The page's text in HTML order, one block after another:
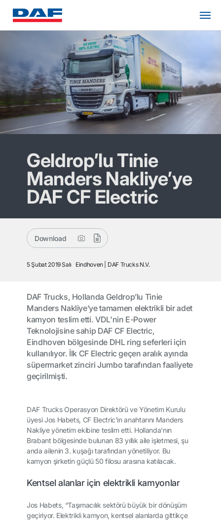
Geldrop’lu Tinie
Manders Nakliye’ye
DAF CF Electric
Download
5 Şubat 2019 Salı Eindhoven DAF Trucks N.V.
DAF Trucks, Hollanda Geldrop’lu Tinie
Manders Nakliye’ye tamamen elektrikli bir adet
kamyon teslim etti. VDL'nin E-Power
Teknolojisine sahip DAF CF Electric,
Eindhoven bölgesinde DHL ring seferleri için
kullanılıyor. İlk CF Electric geçen aralık ayında
süpermarket zinciri Jumbo tarafından faaliyete
geçirilmişti.
DAF Trucks Operasyon Direktörü ve Yönetim Kurulu
üyesi Jos Habets, CF Electric'in anahtarını Manders
Nakliye yönetim ekibine teslim etti. Hollanda'nın
Brabant bölgesinde bulunan 83 yıllık aile işletmesi, şu
anda ailenin 3. kuşağı tarafından yönetiliyor. Bu
kamyon şirketin güçlü 50 filosu arasına katılacak.
Kentsel alanlar için elektrikli kamyonlar
Jos Habets, “Taşımacılık sektörü büyük bir dönüşüm
geçiriyor. Elektrikli kamyon, kentsel alanlarda gittikçe